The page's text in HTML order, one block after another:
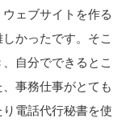
ェブサイトを作る
かったです。そこ
自分でできるとこ
事務仕事がとても
電話代行秘書を使